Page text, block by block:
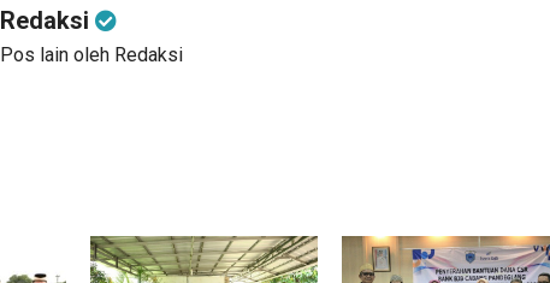
Redaksi
Pos lain oleh Redaksi